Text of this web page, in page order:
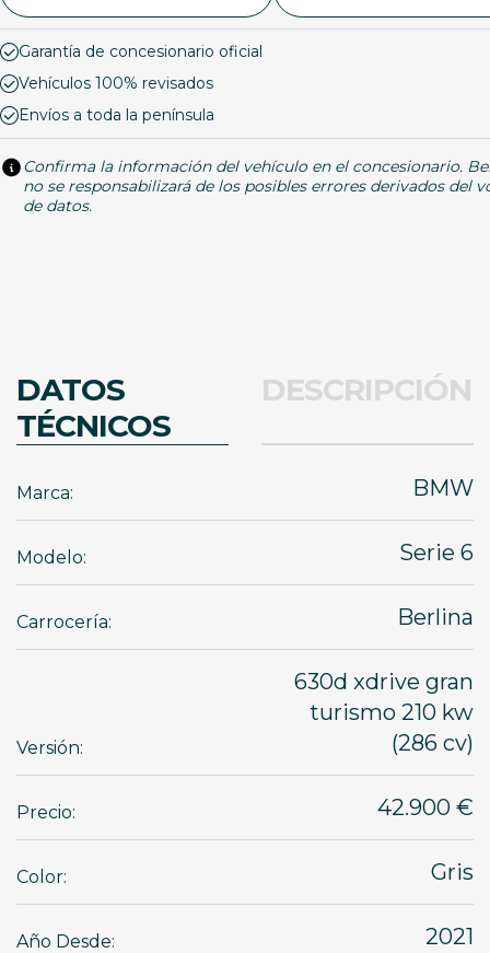
Garantía de concesionario oficial
Vehículos 100% revisados
Envíos a toda la península
Confirma la información del vehículo en el concesionario.
no se responsabilizará de los posibles errores derivados del
de datos.
DATOS
TÉCNICOS
DESCRIPCIÓN
Marca: BMW
Modelo: Serie 6
Carrocería: Berlina
Versión:
630d xdrive gran
turismo 210 kw
(286 cv)
Precio: 42.900 €
Color: Gris
Año Desde: 2021